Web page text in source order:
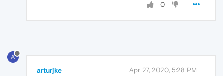
0
A
arturjke Apr 27, 2020, 5:28 PM